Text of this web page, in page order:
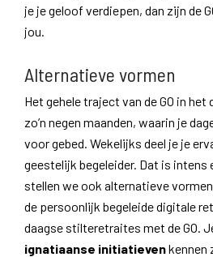
je je geloof verdiepen, dan zijn de
jou.
Alternatieve vormen
Het gehele traject van de GO in het
zo’n negen maanden, waarin je
voor gebed. Wekelijks deel je je
geestelijk begeleider. Dat is intens
stellen we ook alternatieve vormen
de persoonlijk begeleide digitale
daagse stilteretraites met de GO.
ignatiaanse initiatievenkennen